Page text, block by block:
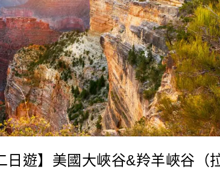
日遊】美國大峽谷&羚羊峽谷（